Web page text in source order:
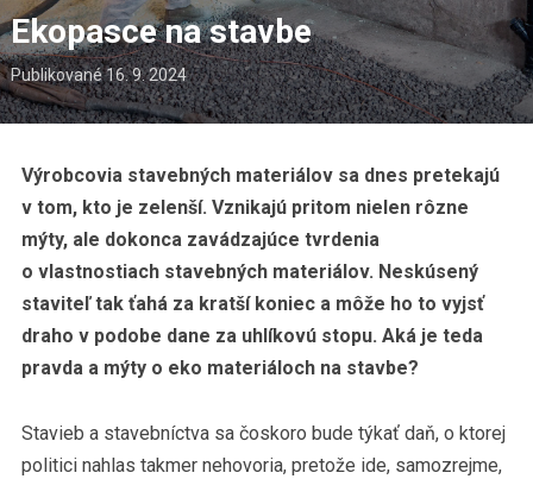
Ekopasce na stavbe
Publikované16. 9. 2024
Výrobcovia stavebných materiálov sa dnes pretekajú
v tom, kto je zelenší. Vznikajú pritom nielen rôzne
mýty, ale dokonca zavádzajúce tvrdenia
o vlastnostiach stavebných materiálov. Neskúsený
staviteľ tak ťahá za kratší koniec a môže ho to vyjsť
draho v podobe dane za uhlíkovú stopu. Aká je teda
pravda a mýty o eko materiáloch na stavbe?
Stavieb a stavebníctva sa čoskoro bude týkať daň, o ktorej
politici nahlas takmer nehovoria, pretože ide, samozrejme,